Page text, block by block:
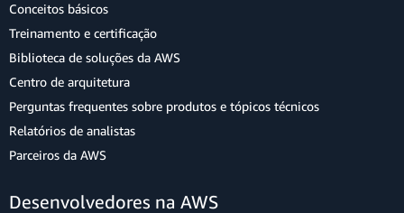
Conceitos básicos
Treinamento e certificação
Biblioteca de soluções da AWS
Centro de arquitetura
Perguntas frequentes sobre produtos e tópicos técnicos
Relatórios de analistas
Parceiros da AWS
Desenvolvedores na AWS